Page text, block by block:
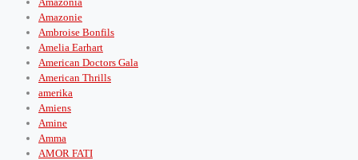
Amazonie
Ambroise Bonfils
Amelia Earhart
American Doctors Gala
American Thrills
amerika
Amiens
Amine
Amma
AMOR FATI